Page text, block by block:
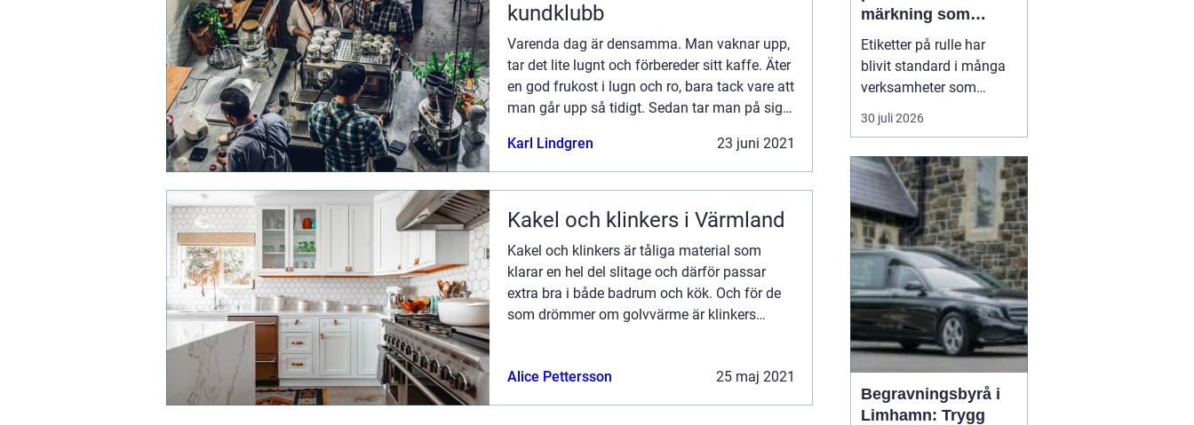
kundklubb
Varenda dag är densamma. Man vaknar upp,
tar det lite lugnt och förbereder sitt kaffe. Äter
en god frukost i lugn och ro, bara tack vare att
man går upp så tidigt. Sedan tar man på sig
till jobbet tar in...
Karl Lindgren 23 juni 2021
Kakel och klinkers i Värmland
Kakel och klinkers är tåliga material som
klarar en hel del slitage och därför passar
extra bra i både badrum och kök. Och för de
som drömmer om golvvärme är klinkers
Alice Pettersson
25 maj 2021
märkning som
stärker både flöde
och varumärke
Etiketter på rulle har
blivit standard i många
verksamheter som
behöver snabb, tydlig
och hållbar märkning.
livsmedel, ehandel, lager
eller butiker handlar allt i
grunden om samma sak:
rätt ...
30 juli 2026
Begravningsbyrå i
Limhamn: Trygg